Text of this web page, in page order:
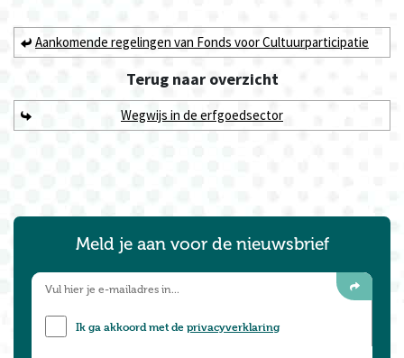
Aankomende regelingen van Fonds voor Cultuurparticipatie
Terug naaroverzicht
Wegwijs in de erfgoedsector
Meld je aan voor de nieuwsbrief
Ik ga akkoord met deprivacyverklaring